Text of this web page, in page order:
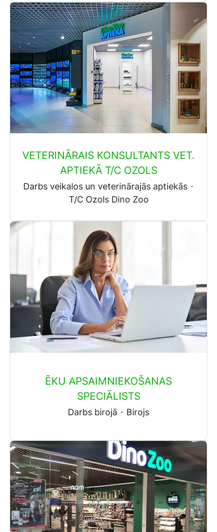
VETERINĀRAIS KONSULTANTS VET.
APTIEKĀ T/C OZOLS
Darbs veikalos un veterinārajās aptiekās ·
T/C Ozols Dino Zoo
ĒKU APSAIMNIEKOŠANAS
SPECIĀLISTS
Darbs birojā · Birojs